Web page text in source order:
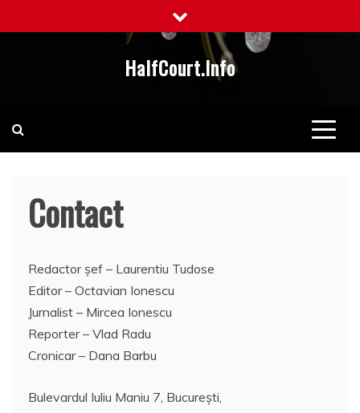
to
HalfCourt.Info
Contact
Redactor șef – Laurentiu Tudose
Editor – Octavian Ionescu
Jurnalist – Mircea Ionescu
Reporter – Vlad Radu
Cronicar – Dana Barbu
Bulevardul Iuliu Maniu 7, București,